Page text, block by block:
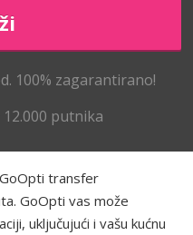
100% zagarantirano!
putnika
transfer
GoOpti vas može
uključujući i vašu kućnu